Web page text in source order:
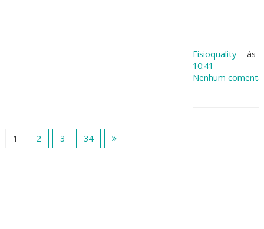
Fisioquality
às
10:41
Nenhum
1 2 3 34